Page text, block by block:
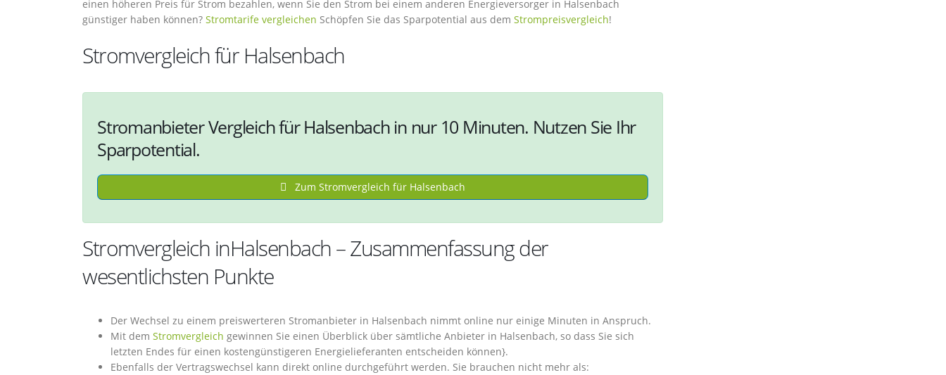
einen höheren Preis für Strom bezahlen, wenn Sie den Strom bei einem anderen Energieversorger in Halsenbach
günstiger haben können? Stromtarife vergleichen Schöpfen Sie das Sparpotential aus dem Strompreisvergleich!
Stromvergleich für Halsenbach
Stromanbieter Vergleich für Halsenbach in nur 10 Minuten. Nutzen Sie Ihr
Sparpotential.
Zum Stromvergleich für Halsenbach
Stromvergleich inHalsenbach – Zusammenfassung der
wesentlichsten Punkte
Der Wechsel zu einem preiswerteren Stromanbieter in Halsenbach nimmt online nur einige Minuten in Anspruch.
Mit dem Stromvergleich gewinnen Sie einen Überblick über sämtliche Anbieter in Halsenbach, so dass Sie sich
letzten Endes für einen kostengünstigeren Energielieferanten entscheiden können}.
Ebenfalls der Vertragswechsel kann direkt online durchgeführt werden. Sie brauchen nicht mehr als: